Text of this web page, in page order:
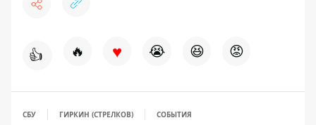
👍 🔥 ♥ 😭 😆 😡
СБУ ГИРКИН (СТРЕЛКОВ) СОБЫТИЯ